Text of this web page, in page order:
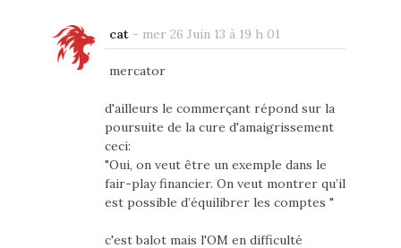
cat- mer 26 Juin 13 à 19 h 01
mercator
d'ailleurs le commerçant répond sur la
poursuite de la cure d'amaigrissement
ceci:
"Oui, on veut être un exemple dans le
fair-play financier. On veut montrer qu’il
est possible d’équilibrer les comptes "
c'est balot mais l'OM en difficulté